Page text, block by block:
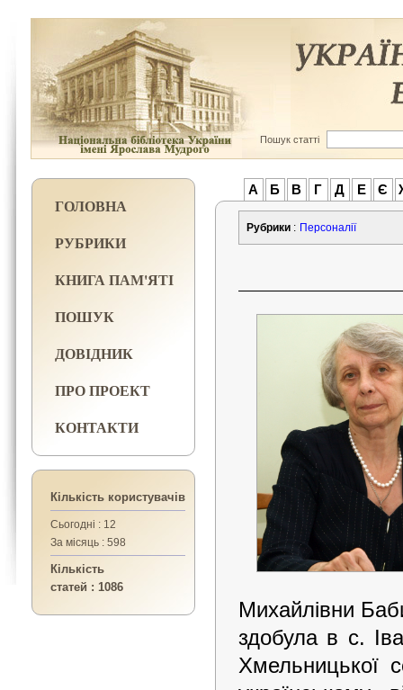
Пошук статті
ГОЛОВНА
РУБРИКИ
КНИГА ПАМ'ЯТІ
ПОШУК
ДОВІДНИК
ПРО ПРОЕКТ
КОНТАКТИ
Кількість користувачів
Сьогодні : 12
За місяць : 598
Кількість
статей : 1086
А Б В Г Д Е Є
Рубрики : Персоналії
Михайлівни
здобула в с.
Хмельницької